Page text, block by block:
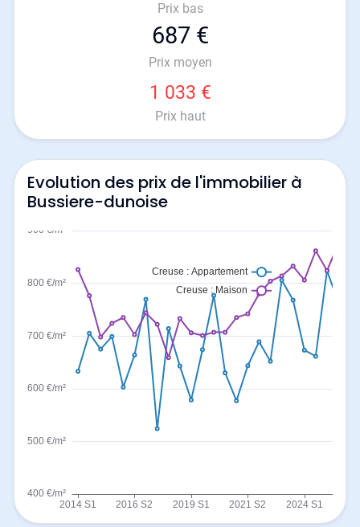
Prix bas
687 €
Prix moyen
1 033 €
Prix haut
Evolution des prix de l'immobilier à
Bussiere-dunoise